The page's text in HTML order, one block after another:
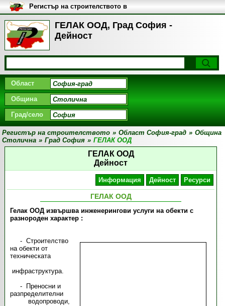
ГЕЛАК ООД, Град София -
Дейност
Регистър на строителството в
България
Област
Община
Град/село
Регистър на строителството » Област София-град » Община
Столична » Град София » ГЕЛАК ООД
ГЕЛАК ООД
Дейност
Информация Дейност Ресурси
ГЕЛАК ООД
Гелак ООД извършва инженерингови услуги на обекти с
разнороден характер :
- Строителство
на обекти от
техническата
инфраструктура.
- Преносни и
разпределителни
водопроводи,